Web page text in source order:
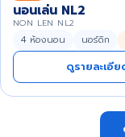
นอนเล่น NL2
NON LEN NL2
4 ห้องนอน นอร์ดิก
ดูรายละเอีย